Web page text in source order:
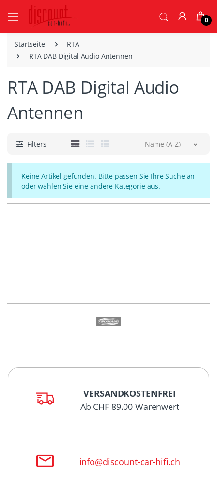
0
Startseite
RTA
RTA DAB Digital Audio Antennen
RTA DAB Digital Audio
Antennen
Filters Name (A-Z)
Keine Artikel gefunden. Bitte passen Sie Ihre Suche an
oder wählen Sie eine andere Kategorie aus.
VERSANDKOSTENFREI
Ab CHF 89.00 Warenwert
info@discount-car-hifi.ch